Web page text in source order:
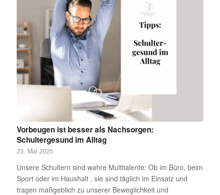
Vorbeugen ist besser als Nachsorgen:
Schultergesund im Alltag
23. Mai 2025
Unsere Schultern sind wahre Multitalente: Ob im Büro, beim
Sport oder im Haushalt , sie sind täglich im Einsatz und
tragen maßgeblich zu unserer Beweglichkeit und